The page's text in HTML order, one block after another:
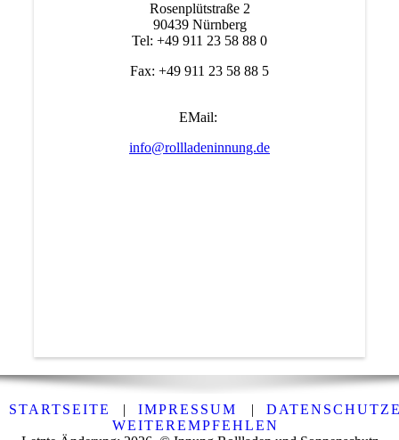
Rosenplütstraße 2
90439 Nürnberg
Tel: +49 911 23 58 88 0
Fax: +49 911 23 58 88 5
EMail:
info@rollladeninnung.de
STARTSEITE | IMPRESSUM |
WEITEREMPFEHLEN